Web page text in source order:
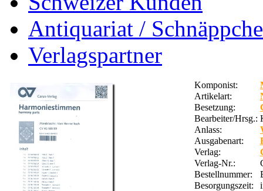
Antiquariat /
Verlagspartner
Komponist:
Artikelart:
Besetzung:
Bearbeiter/Hrsg.:
Anlass:
Ausgabenart:
Verlag:
Verlag-Nr.:
Bestellnummer:
Besorgungszeit: